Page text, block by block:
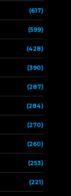
(617)
(599)
(428)
(390)
(287)
(284)
(270)
(260)
(253)
(221)